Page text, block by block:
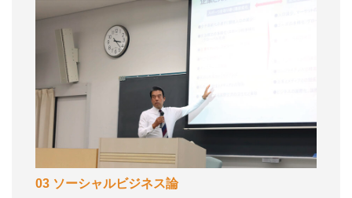
03 ソーシャルビジネス論